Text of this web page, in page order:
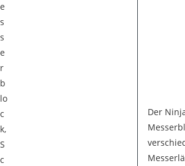
e
s
s
e
r
b
lo
c
k,
S
c
Der